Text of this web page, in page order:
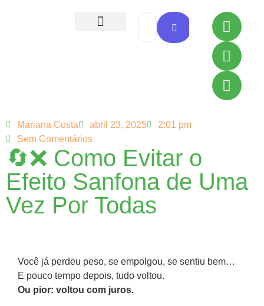
Mariana Costa abril 23, 2025
2:01 pm
Sem Comentários
🔄❌ Como Evitar o
Efeito Sanfona de Uma
Vez Por Todas
Você já perdeu peso, se empolgou, se sentiu bem…
E pouco tempo depois, tudo voltou.
Ou pior: voltou com juros.